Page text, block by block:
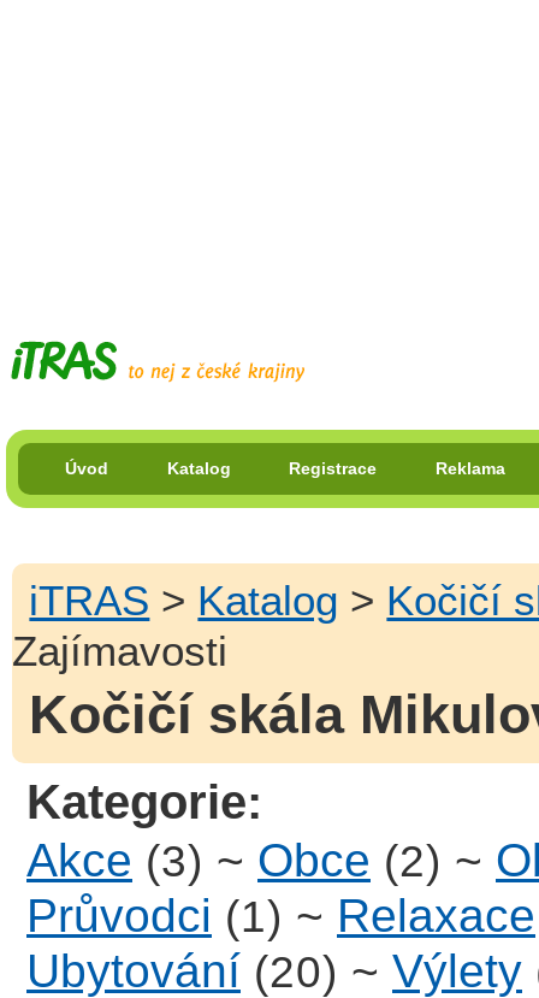
Úvod Katalog Registrace Reklama
iTRAS > Katalog > Kočičí
Zajímavosti
Kočičí skála
Kategorie:
Akce (3) ~ Obce (2) ~
Průvodci (1) ~ Relaxace
Ubytování (20) ~ Výlety